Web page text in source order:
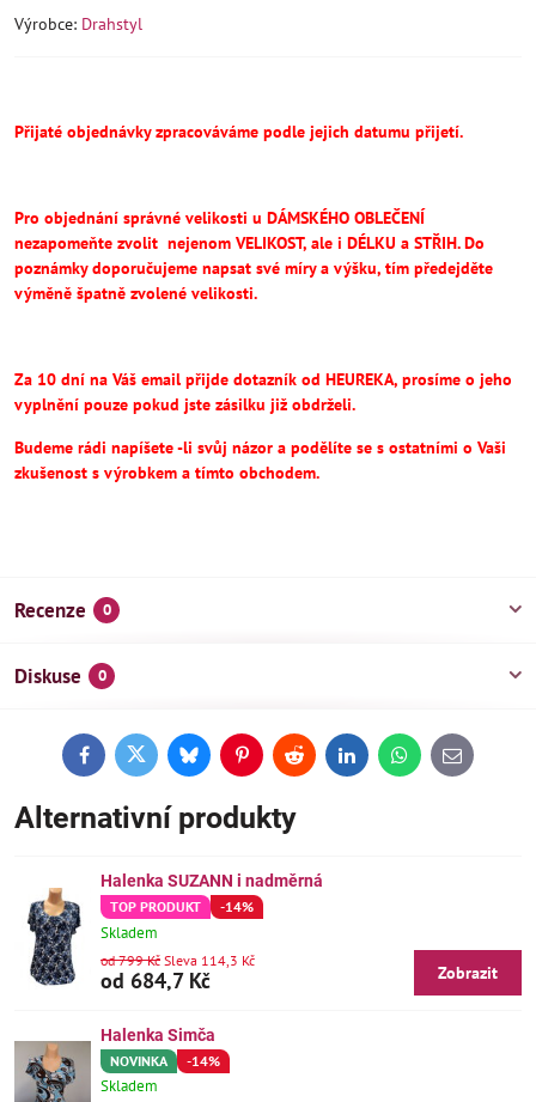
Výrobce: Drahstyl
Přijaté objednávky zpracováváme podle jejich datumu přijetí.
Pro objednání správné velikosti u DÁMSKÉHO OBLEČENÍ
nezapomeňte zvolit nejenom VELIKOST, ale i DÉLKU a STŘIH.Do
poznámky doporučujeme napsat své míry a výšku, tím předejděte
výměně špatně zvolené velikosti.
Za 10 dní na Váš email přijde dotazník od HEUREKA, prosíme o jeho
vyplnění pouze pokud jste zásilku již obdrželi.
Budeme rádi napíšete -li svůj názor a podělíte se s ostatními o Vaši
zkušenost s výrobkem a tímto obchodem.
Recenze 0
Diskuse 0
FacebookTwitterBlueskyPinterestReddit LinkedInWhatsApp
E-
mail
Alternativní produkty
Halenka SUZANN i nadměrná
TOP PRODUKT -14%
Skladem
od 684,7 Kč
od 799 Kč Sleva 114,3 Kč
Zobrazit
Halenka Simča
NOVINKA -14%
Skladem